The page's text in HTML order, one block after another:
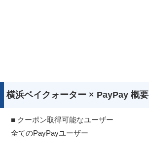
横浜ベイクォーター × PayPay 概要
■ クーポン取得可能なユーザー
全てのPayPayユーザー